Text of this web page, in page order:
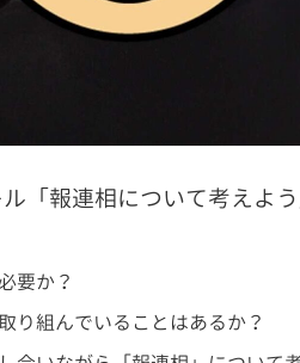
「報連相について考えよ
要か？
り組んでいることはあるか？